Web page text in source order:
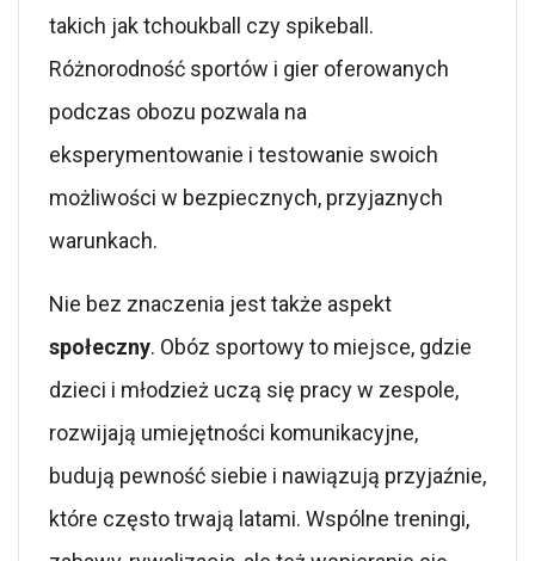
takich jak tchoukball czy spikeball.
Różnorodność sportów i gier oferowanych
podczas obozu pozwala na
eksperymentowanie i testowanie swoich
możliwości w bezpiecznych, przyjaznych
warunkach.
Nie bez znaczenia jest także aspekt
społeczny. Obóz sportowy to miejsce, gdzie
dzieci i młodzież uczą się pracy w zespole,
rozwijają umiejętności komunikacyjne,
budują pewność siebie i nawiązują przyjaźnie,
które często trwają latami. Wspólne treningi,